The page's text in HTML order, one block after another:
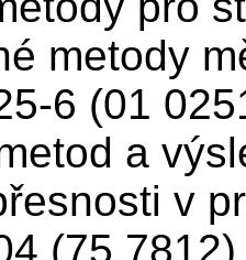
metody
6 (01
a
v
(75